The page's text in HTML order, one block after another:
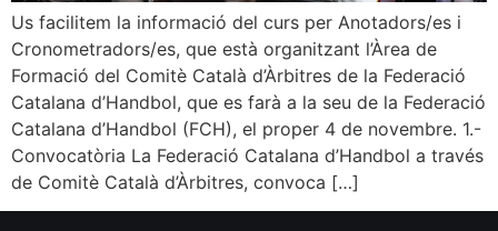
Us facilitem la informació del curs per Anotadors/es i
Cronometradors/es, que està organitzant l’Àrea de
Formació del Comitè Català d’Àrbitres de la Federació
Catalana d’Handbol, que es farà a la seu de la Federació
Catalana d’Handbol (FCH), el proper 4 de novembre. 1.-
Convocatòria La Federació Catalana d’Handbol a través
de Comitè Català d’Àrbitres, convoca […]